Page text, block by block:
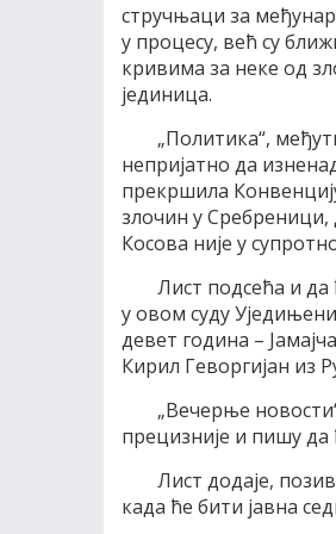
стручњаци за
у процесу, већ су
кривима за неке од
јединица.
„Политика“,
непријатно да
прекршила
злочин у Сребреници,
Косова није у
Лист подсећа и
у овом суду
девет година –
Кирил Геворгијан из
„Вечерње
прецизније и пишу
Лист додаје,
када ће бити јавна